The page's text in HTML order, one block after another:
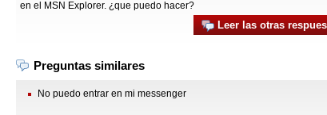
en el MSN Explorer. ¿que puedo hacer?
Leer las otras
Preguntas similares
No puedo entrar en mi messenger